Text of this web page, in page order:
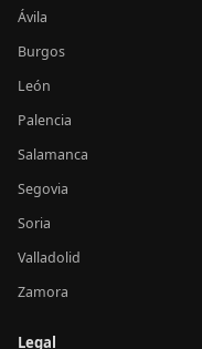
Ávila
Burgos
León
Palencia
Salamanca
Segovia
Soria
Valladolid
Zamora
Legal